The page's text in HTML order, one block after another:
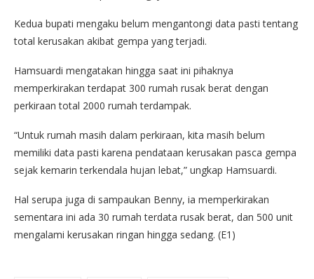
Kedua bupati mengaku belum mengantongi data pasti tentang
total kerusakan akibat gempa yang terjadi.
Hamsuardi mengatakan hingga saat ini pihaknya
memperkirakan terdapat 300 rumah rusak berat dengan
perkiraan total 2000 rumah terdampak.
“Untuk rumah masih dalam perkiraan, kita masih belum
memiliki data pasti karena pendataan kerusakan pasca gempa
sejak kemarin terkendala hujan lebat,” ungkap Hamsuardi.
Hal serupa juga di sampaukan Benny, ia memperkirakan
sementara ini ada 30 rumah terdata rusak berat, dan 500 unit
mengalami kerusakan ringan hingga sedang. (E1)